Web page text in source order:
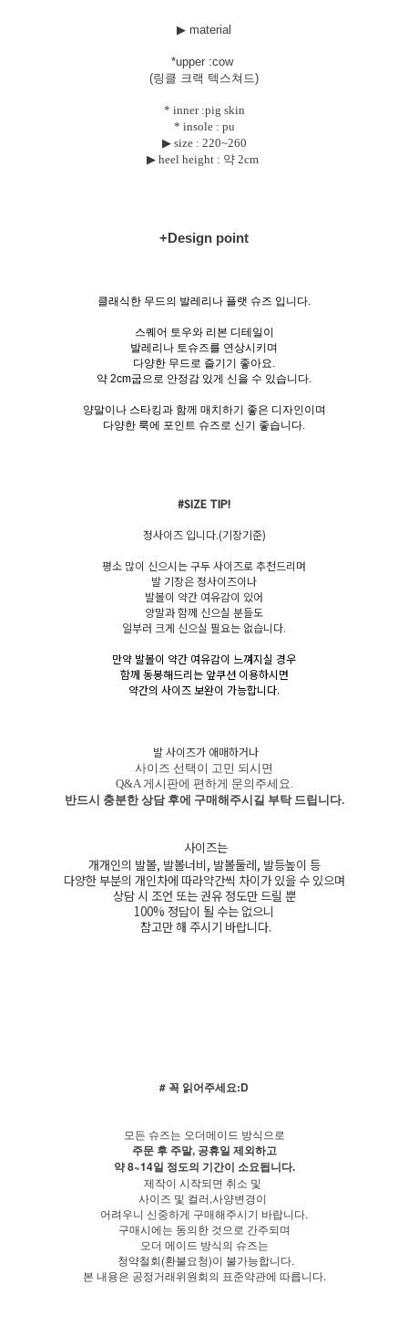
▶ material
*upper :cow
(링클 크랙 텍스쳐드)
* inner :pig skin
* insole : pu
▶ size : 220~260
▶ heel height : 약 2cm
+Design point
클래식한 무드의 발레리나 플랫 슈즈 입니다.
스퀘어 토우와 리본 디테일이
발레리나 토슈즈를 연상시키며
다양한 무드로 즐기기 좋아요.
약 2cm굽으로 안정감 있게 신을 수 있습니다.
양말이나 스타킹과 함께 매치하기 좋은 디자인이며
다양한 룩에 포인트 슈즈로 신기 좋습니다.
#SIZE TIP!
정사이즈 입니다.(기장기준)
평소 많이 신으시는 구두 사이즈로 추천드리며
발 기장은 정사이즈이나
발볼이 약간 여유감이 있어
양말과 함께 신으실 분들도
일부러 크게 신으실 필요는 없습니다.
만약 발볼이 약간 여유감이 느껴지실 경우
함께 동봉해드리는 앞쿠션 이용하시면
약간의 사이즈 보완이 가능합니다.
발 사이즈가 애매하거나
사이즈 선택이 고민 되시면
Q&A 게시판에 편하게 문의주세요.
반드시 충분한 상담 후에 구매해주시길 부탁 드립니다.
사이즈는
개개인의 발볼, 발볼너비, 발볼둘레, 발등높이 등
다양한 부분의 개인차에 따라약간씩 차이가 있을 수 있으며
상담 시 조언 또는 권유 정도만 드릴 뿐
100% 정답이 될 수는 없으니
참고만 해 주시기 바랍니다.
# 꼭 읽어주세요:D
모든 슈즈는 오더메이드 방식으로
주문 후 주말, 공휴일 제외하고
약 8~14일 정도의 기간이 소요됩니다.
제작이 시작되면 취소 및
사이즈 및 컬러,사양변경이
어려우니 신중하게 구매해주시기 바랍니다.
구매시에는 동의한 것으로 간주되며
오더 메이드 방식의 슈즈는
청약철회(환불요청)이 불가능합니다.
본 내용은 공정거래위원회의 표준약관에 따릅니다.